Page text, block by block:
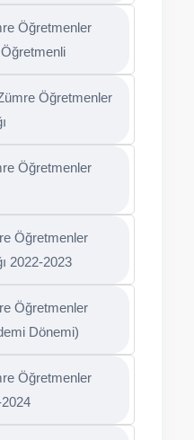
Öğretmenler
Öğretmenli
Öğretmenler
Öğretmenler
Öğretmenler
2022-2023
Öğretmenler
Dönemi)
Öğretmenler
2024